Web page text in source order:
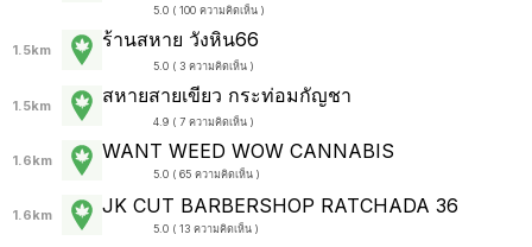
5.0 ( 100 ความคิดเห็น )
1.5km ร้านสหาย วังหิน66
5.0 ( 3 ความคิดเห็น )
1.5km สหายสายเขียว กระท่อมกัญชา
4.9 ( 7 ความคิดเห็น )
1.6km WANT WEED WOW CANNABIS
5.0 ( 65 ความคิดเห็น )
1.6km JK CUT BARBERSHOP RATCHADA 36
5.0 ( 13 ความคิดเห็น )